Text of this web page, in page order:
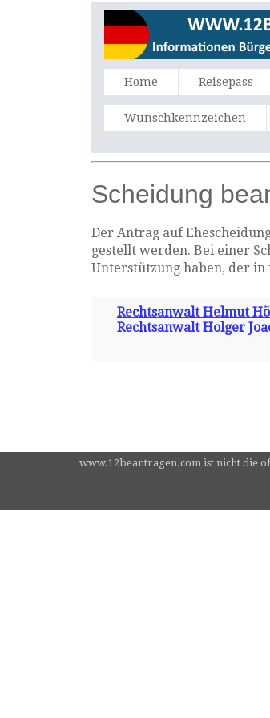
Home Reisepass
Wunschkennzeichen
Scheidung
Der Antrag auf
gestellt werden. Bei einer
Unterstützung haben, der
Rechtsanwalt Helmut
Rechtsanwalt Holger
www.12beantragen.com ist nicht die